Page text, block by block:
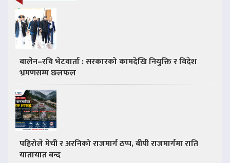
बालेन–रवि भेटवार्ता : सरकारको कामदेखि नियुक्ति र विदेश
भ्रमणसम्म छलफल
पहिरोले मेची र अरनिको राजमार्ग ठप्प, बीपी राजमार्गमा राति
यातायात बन्द